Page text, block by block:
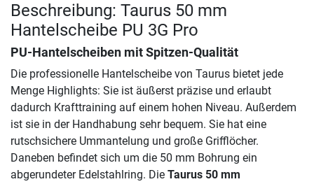
Beschreibung: Taurus 50 mm
Hantelscheibe PU 3G Pro
PU-Hantelscheiben mit Spitzen-Qualität
Die professionelle Hantelscheibe von Taurus bietet jede
Menge Highlights: Sie ist äußerst präzise und erlaubt
dadurch Krafttraining auf einem hohen Niveau. Außerdem
ist sie in der Handhabung sehr bequem. Sie hat eine
rutschsichere Ummantelung und große Grifflöcher.
Daneben befindet sich um die 50 mm Bohrung ein
abgerundeter Edelstahlring. Die Taurus 50 mm